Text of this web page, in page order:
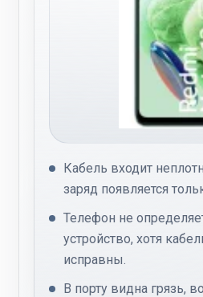
Кабель входит
заряд появляется
Телефон не
устройство, хотя
исправны.
В порту видна грязь,